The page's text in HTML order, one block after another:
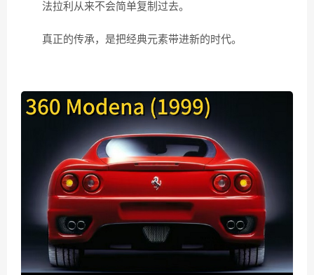
法拉利从来不会简单复制过去。
真正的传承，是把经典元素带进新的时代。